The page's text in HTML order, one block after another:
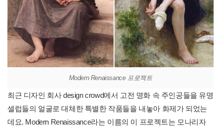
Modern Renaissance 프로젝트
최근 디자인 회사 design crowd에서 고전 명화 속 주인공들을 유명
셀럽들의 얼굴로 대체한 특별한 작품들을 내놓아 화제가 되었는
데요. Modern Renaissance라는 이름의 이 프로젝트는 모나리자